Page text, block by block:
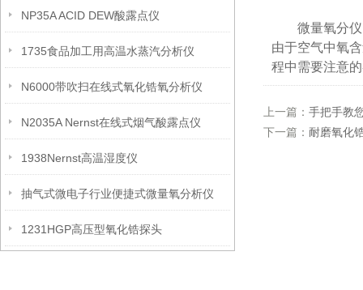
NP35A ACID DEW酸露点仪
1735食品加工用高温水蒸汽分析仪
N6000带吹扫在线式氧化锆氧分析仪
N2035A Nernst在线式烟气酸露点仪
1938Nernst高温湿度仪
抽气式微电子行业便捷式微量氧分析仪
1231HGP高压型氧化锆探头
微量氧分仪的
由于空气中氧
程中需要注意
上一篇： 手把手教
下一篇： 耐磨氧化